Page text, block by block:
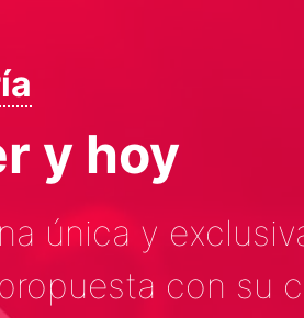
y hoy
única y
con su